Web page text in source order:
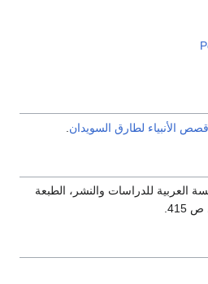
قصص الأنبياء لطارق السويدان
العربية للدراسات والنشر، الطبعة